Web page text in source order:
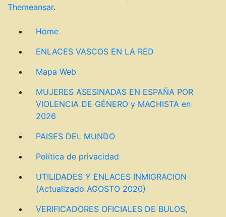
Themeansar.
Home
ENLACES VASCOS EN LA RED
Mapa Web
MUJERES ASESINADAS EN ESPAÑA POR
VIOLENCIA DE GÉNERO y MACHISTA en
2026
PAISES DEL MUNDO
Política de privacidad
UTILIDADES Y ENLACES INMIGRACION
(Actualizado AGOSTO 2020)
VERIFICADORES OFICIALES DE BULOS,